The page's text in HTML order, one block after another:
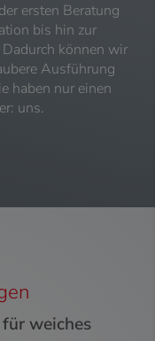
ersten Beratung
bis hin zur
können wir
Ausführung
haben nur einen
uns.
weiches